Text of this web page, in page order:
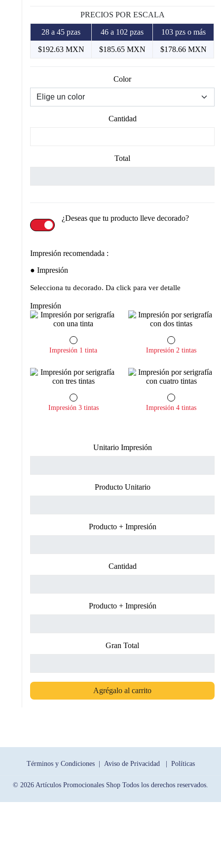
PRECIOS POR ESCALA
28 a 45 pzas 46 a 102 pzas 103 pzs o más
$192.63 MXN $185.65 MXN $178.66 MXN
Color
Cantidad
Total
¿Deseas que tu producto lleve decorado?
Impresión recomendada :
Impresión
Selecciona tu decorado. Da click para ver detalle
Impresión
Impresión 1 tinta Impresión 2 tintas
Impresión 3 tintas Impresión 4 tintas
Unitario Impresión
Producto Unitario
Producto + Impresión
Cantidad
Producto + Impresión
Gran Total
Agrégalo al carrito
Términos y Condiciones | Aviso de Privacidad | Políticas
© 2026 Artículos Promocionales Shop Todos los derechos reservados.